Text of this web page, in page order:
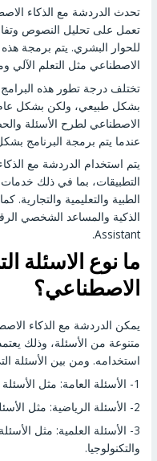
تحدث الدردشة مع الذكاء
تعمل على تحليل النصوص
للحوار البشري. يتم برمجة هذه
الاصطناعي مثل التعلم الآلي
تختلف درجة تطور هذه
بشكل طبيعي، ولكن بشكل
الاصطناعي لطرح الأسئلة
عندما يتم برمجة البرنامج
يتم استخدام الدردشة مع
التطبيقات، بما في ذلك خدمات
الطبية والتعليمية والتجارية.
Assistant.
ما نوع الاسئلة
الاصطناعي؟
يمكن الدردشة مع الذكاء
متنوعة من الأسئلة، وذلك
استخدامه. ومن بين الأسئلة
1- الأسئلة العامة: مثل الأسئلة حول التاريخ والجغرافيا والثقافة العامة.
2- الأسئلة الرياضية: مثل الأسئلة حول الجبر والهندسة والإحصاء وغيرها.
3- الأسئلة العلمية: مثل
والتكنولوجيا.